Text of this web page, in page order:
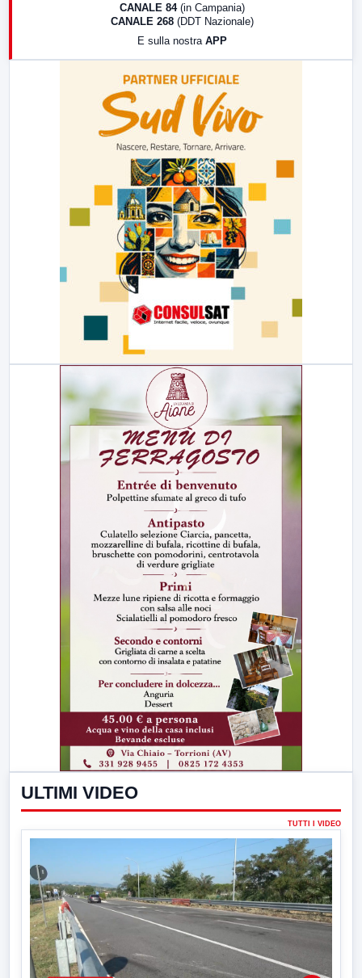
CANALE 84 (in Campania)
CANALE 268 (DDT Nazionale)
E sulla nostra APP
ULTIMI VIDEO
TUTTI I VIDEO